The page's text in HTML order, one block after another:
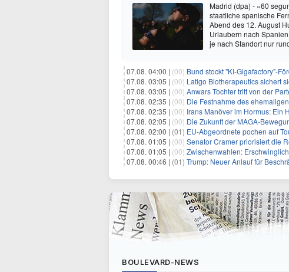
Madrid (dpa) - «60
staatliche spanische
Abend des 12. August
Urlaubern nach
je nach Standort nur
07.08. 04:00 | (00) Bund stockt "KI-Gigafactory"-
07.08. 03:05 | (00) Latigo Biotherapeutics sichert sich 345,6
07.08. 03:05 | (00) Anwars Tochter tritt von der
07.08. 02:35 | (00) Die Festnahme des ehemaligen Gouverneurs von
07.08. 02:35 | (00) Irans Manöver im Hormus: Ein
07.08. 02:05 | (00) Die Zukunft der MAGA-
07.08. 02:00 | (01) EU-Abgeordnete pochen auf
07.08. 01:05 | (00) Senator Cramer priorisiert die
07.08. 01:05 | (00) Zwischenwahlen: Erschwinglichkeit steht im
07.08. 00:46 | (01) Trump: Neuer Anlauf für
BOULEVARD-NEWS